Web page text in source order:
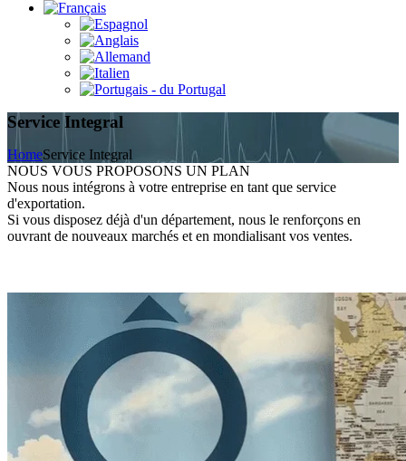
Service Integral
HomeService Integral
NOUS VOUS PROPOSONS UN PLAN
Nous nous intégrons à votre entreprise en tant que service
d'exportation.
Si vous disposez déjà d'un département, nous le renforçons en
ouvrant de nouveaux marchés et en mondialisant vos ventes.